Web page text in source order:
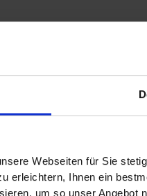
Webseiten für Sie
erleichtern, Ihnen ein
um so unser Angebot
für technische
an Fachkräfte,
oder vertiefen möchten.
konzipiert?
mitDr. Matthias Hettl,